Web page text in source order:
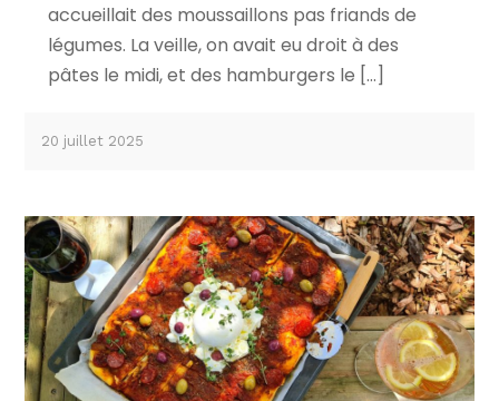
accueillait des moussaillons pas friands de
légumes. La veille, on avait eu droit à des
pâtes le midi, et des hamburgers le […]
20 juillet 2025